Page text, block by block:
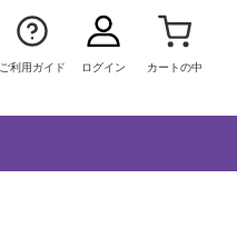
ご利用ガイド ログイン カートの中